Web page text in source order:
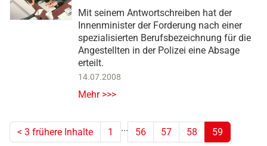
Mit seinem Antwortschreiben hat der
Innenminister der Forderung nach einer
spezialisierten Berufsbezeichnung für die
Angestellten in der Polizei eine Absage
erteilt.
14.07.2008
Mehr >>>
< 3 frühere Inhalte 1 ... 56 57 58
59